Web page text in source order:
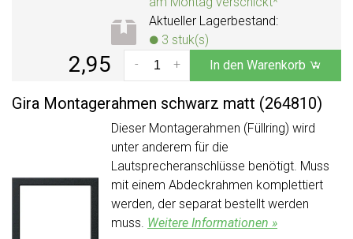
Aktueller Lagerbestand:
3 stuk(s)
2,95 +
- In den Warenkorb
Gira Montagerahmen schwarz matt (264810)
Dieser Montagerahmen (Füllring) wird
unter anderem für die
Lautsprecheranschlüsse benötigt. Muss
mit einem Abdeckrahmen komplettiert
werden, der separat bestellt werden
muss. Weitere Informationen »